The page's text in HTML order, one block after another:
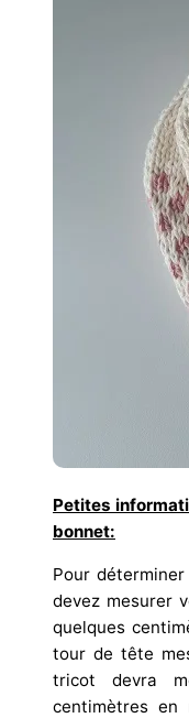
Petites
bonnet:
Pour
devez mesurer
quelques
tour de tête
tricot devra
centimètres en